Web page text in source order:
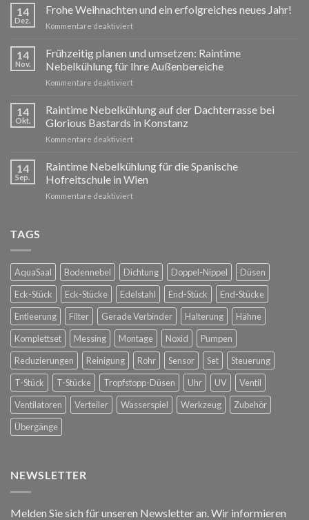
14
Dez.
Frohe Weihnachten und ein erfolgreiches neues Jahr!
Kommentare deaktiviertfür
Weihnachten
und
ein
erfolgreiches
Jahr!
14
Nov.
Frühzeitig planen und umsetzen: Raintime
Nebelkühlung für Ihre Außenbereiche
Kommentare deaktiviertfür
planen
und
umsetzen:
Raintime
für
Ihre
14
Okt.
Raintime Nebelkühlung auf der Dachterrasse bei
Glorious Bastards in Konstanz
Kommentare deaktiviertfür
Nebelkühlung
auf
der
Dachterrasse
14
Sep.
Raintime Nebelkühlung für die Spanische
Hofreitschule in Wien
Kommentare deaktiviertfür
Hofreitschule
in
Wien
TAGS
AquaSaal Bodennebel Dichtung Doppel-Nippel
Düsen
Eck-Stück
Eck-Stücke Edelstahl End-Stück
End-Stücke
Entleerung
Filter Gerade Verbinder Halterung
Hähne
Komplettset
Messing Montage Noxid
Pumpen
Reduzierungen
Reinigung Rohr Sensor Set
Steuerung
T-Stück
T-Stücke Tropfstopp-Düsen Uhr UV
Ventil
Ventilatoren
Verteiler Wasserspiel Werkzeug
Zubehör
Übergänge
NEWSLETTER
Melden Sie sich für unseren Newsletter an. Wir informieren